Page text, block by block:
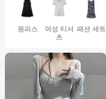
원피스
여성 티셔
츠
패션 세트